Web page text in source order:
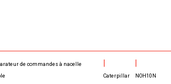
de commandes à nacelle
Caterpillar NOH10N